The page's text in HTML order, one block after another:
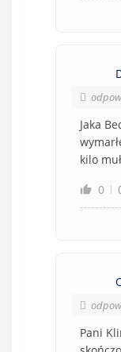
Jaka
kilo
0
Pani